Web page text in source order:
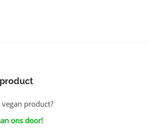
vegan product?
ons door!